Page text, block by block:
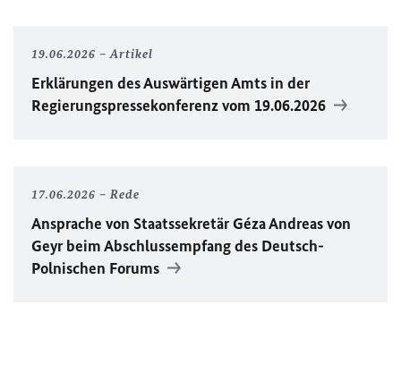
19.06.2026 Artikel
Erklärungen des Auswärtigen Amts in der
Regierungspressekonferenz vom 19.06.2026
17.06.2026 Rede
Ansprache von Staatssekretär Géza Andreas von
Geyr beim Abschlussempfang des Deutsch-
Polnischen Forums